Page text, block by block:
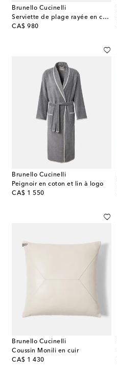
Brunello Cucinelli
Serviette de plage rayée en coton
CA$ 980
original price
Brunello Cucinelli
Peignoir en coton et lin à logo
CA$ 1 550
original price
Brunello Cucinelli
Coussin Monili en cuir
CA$ 1 430
original price